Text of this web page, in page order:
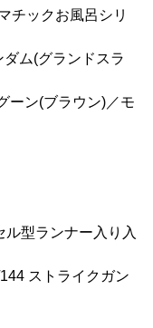
ックお風呂シリ
グランドスラ
ブラウン)／モ
ル型ランナー入り入
トライクガン